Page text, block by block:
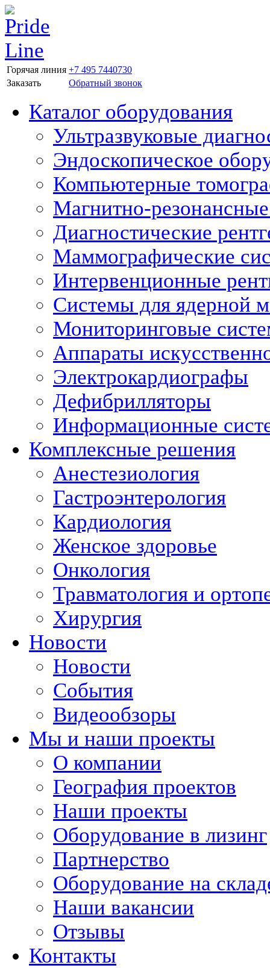
Горячая линия +7 495 7440730
Заказать
Обратный звонок
Каталог оборудования
Ультразвуковые
Эндоскопическое
Компьютерные
Магнитно-
Диагностические
Маммографические
Интервенционные
Системы для ядерной
Мониторинговые
Аппараты
Электрокардиографы
Дефибрилляторы
Информационные
Комплексные решения
Анестезиология
Гастроэнтерология
Кардиология
Женское здоровье
Онкология
Травматология и
Хирургия
Новости
Новости
События
Видеообзоры
Мы и наши проекты
О компании
География проектов
Наши проекты
Оборудование в лизинг
Партнерство
Оборудование на
Наши вакансии
Отзывы
Контакты